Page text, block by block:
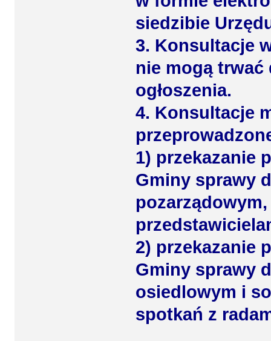
siedzibie
3. Konsultacje
nie mogą trwać
ogłoszenia.
4. Konsultacje
1) przekazanie
Gminy sprawy
2) przekazanie
Gminy sprawy
osiedlowym i
spotkań z